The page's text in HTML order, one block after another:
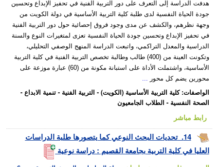
هدفت الدراسة إلى التعرف على دور التربية الفنية في تحفيز الإبداع وتحسين
جودة الحياة النفسية لدى طلبة كلية التربية الأساسية في دولة الكويت من
وجهة نظرهم، والكشف عن مدى وجود فروق إحصائية حول دور التربية الفنية
في تحفيز الإبداع وتحسين جودة الحياة النفسية تعزى لمتغيرات النوع والسنة
الدراسية والمعدل التراكمي، واتبعت الدراسة المنهج الوصفي التحليلي،
وتكونت العينة من (400) طالب وطالبة تخصص التربية الفنية في كلية التربية
الأساسية، واشتملت الأداة على استبانة مكونة من (60) عبارة موزعة على
محورين يضم كل محور
الواصفات:كلية التربية الأساسية (الكويت) - التربية الفنية -تنمية الابداع -
الصحة النفسية - الطلاب الجامعيون
رابط مباشر
14. تحديات البحث النوعي كما يتصورها طلبة الدراسات
العليا في كلية التربية بجامعة القصيم : دراسة نوعية